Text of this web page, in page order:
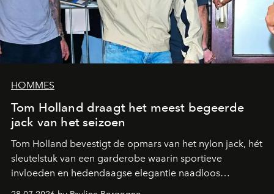
HOMMES
Tom Holland draagt het meest begeerde
jack van het seizoen
Tom Holland bevestigt de opmars van het nylon jack, hét
sleutelstuk van een garderobe waarin sportieve
invloeden en hedendaagse elegantie naadloos
samenkomen.